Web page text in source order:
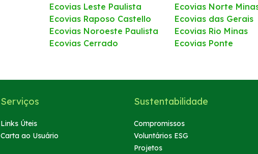
Ecovias Leste Paulista
Ecovias Raposo Castello
Ecovias Noroeste Paulista
Ecovias Cerrado
Ecovias Norte
Ecovias das Gerais
Ecovias Rio Minas
Ecovias Ponte
Serviços
Links Úteis
Carta ao Usuário
Sustentabilidade
Compromissos
Voluntários ESG
Projetos